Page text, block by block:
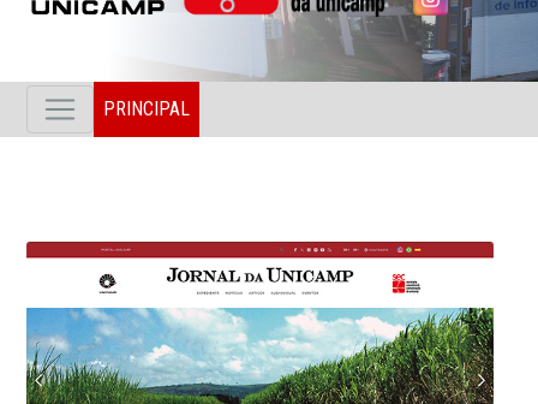
PRINCIPAL